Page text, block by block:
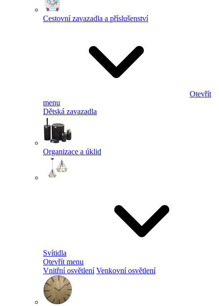
Cestovní zavazadla a příslušenství
Otevřít
menu
Dětská zavazadla
Organizace a úklid
Svítidla
Otevřít menu
Vnitřní osvětlení Venkovní osvětlení